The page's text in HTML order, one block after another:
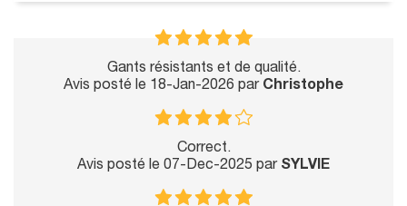
Gants résistants et de qualité.
Avis posté le 18-Jan-2026 par Christophe
Correct.
Avis posté le 07-Dec-2025 par SYLVIE